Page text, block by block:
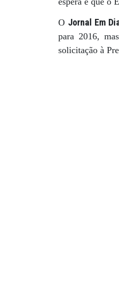
O Jornal Em
para 2016,
solicitação à